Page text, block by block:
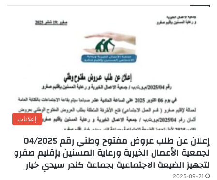
إعلانات
إعلان عن طلب عروض مفتوح وطني رقم 04/2025
لجمعية الأعمال الخيرية ورعاية المسنين بإقليم صفرو
لتجهيز الضيعة الاجتماعية بجماعة كندر سيدي خيار
2025-09-21